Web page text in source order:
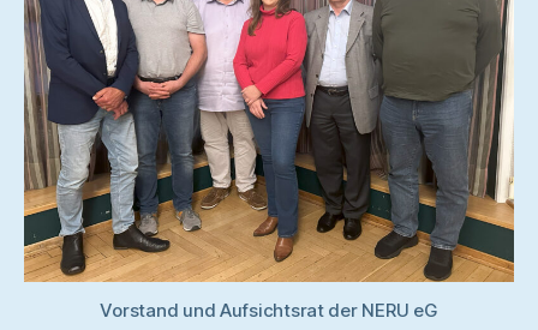
Vorstand und Aufsichtsrat der NERU eG